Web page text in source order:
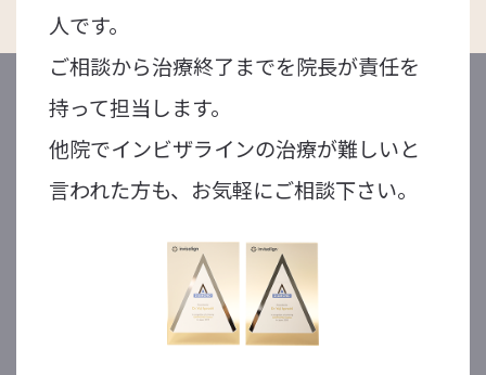
人です。
ご相談から治療終了までを院長が責任を
持って担当します。
他院でインビザラインの治療が難しいと
言われた方も、お気軽にご相談下さい。